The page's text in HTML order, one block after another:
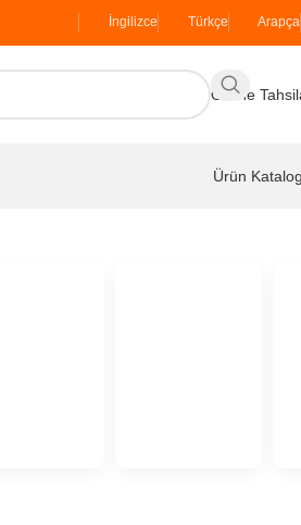
İngilizce Türkçe Arapça
Online
Ürün